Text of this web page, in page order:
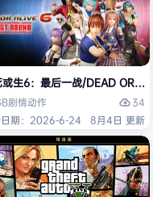
或生6：最后一战/DEAD OR
剧情动作
34
日期：2026-6-24
8月4日 更新